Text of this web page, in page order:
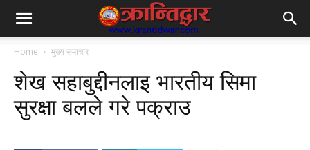
Home मुख्य समाचार
शेख सहाबुद्दीनलाइ भारतीय सिमा
सुरक्षा बलले गरे पक्राउ